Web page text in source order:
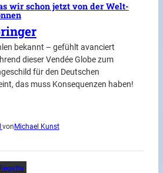
wir schon jetzt von der Welt-
bekannt – gefühlt avanciert
dieser Vendée Globe zum
für den Deutschen
das muss Konsequenzen haben!
vonMichael Kunst
Regatta